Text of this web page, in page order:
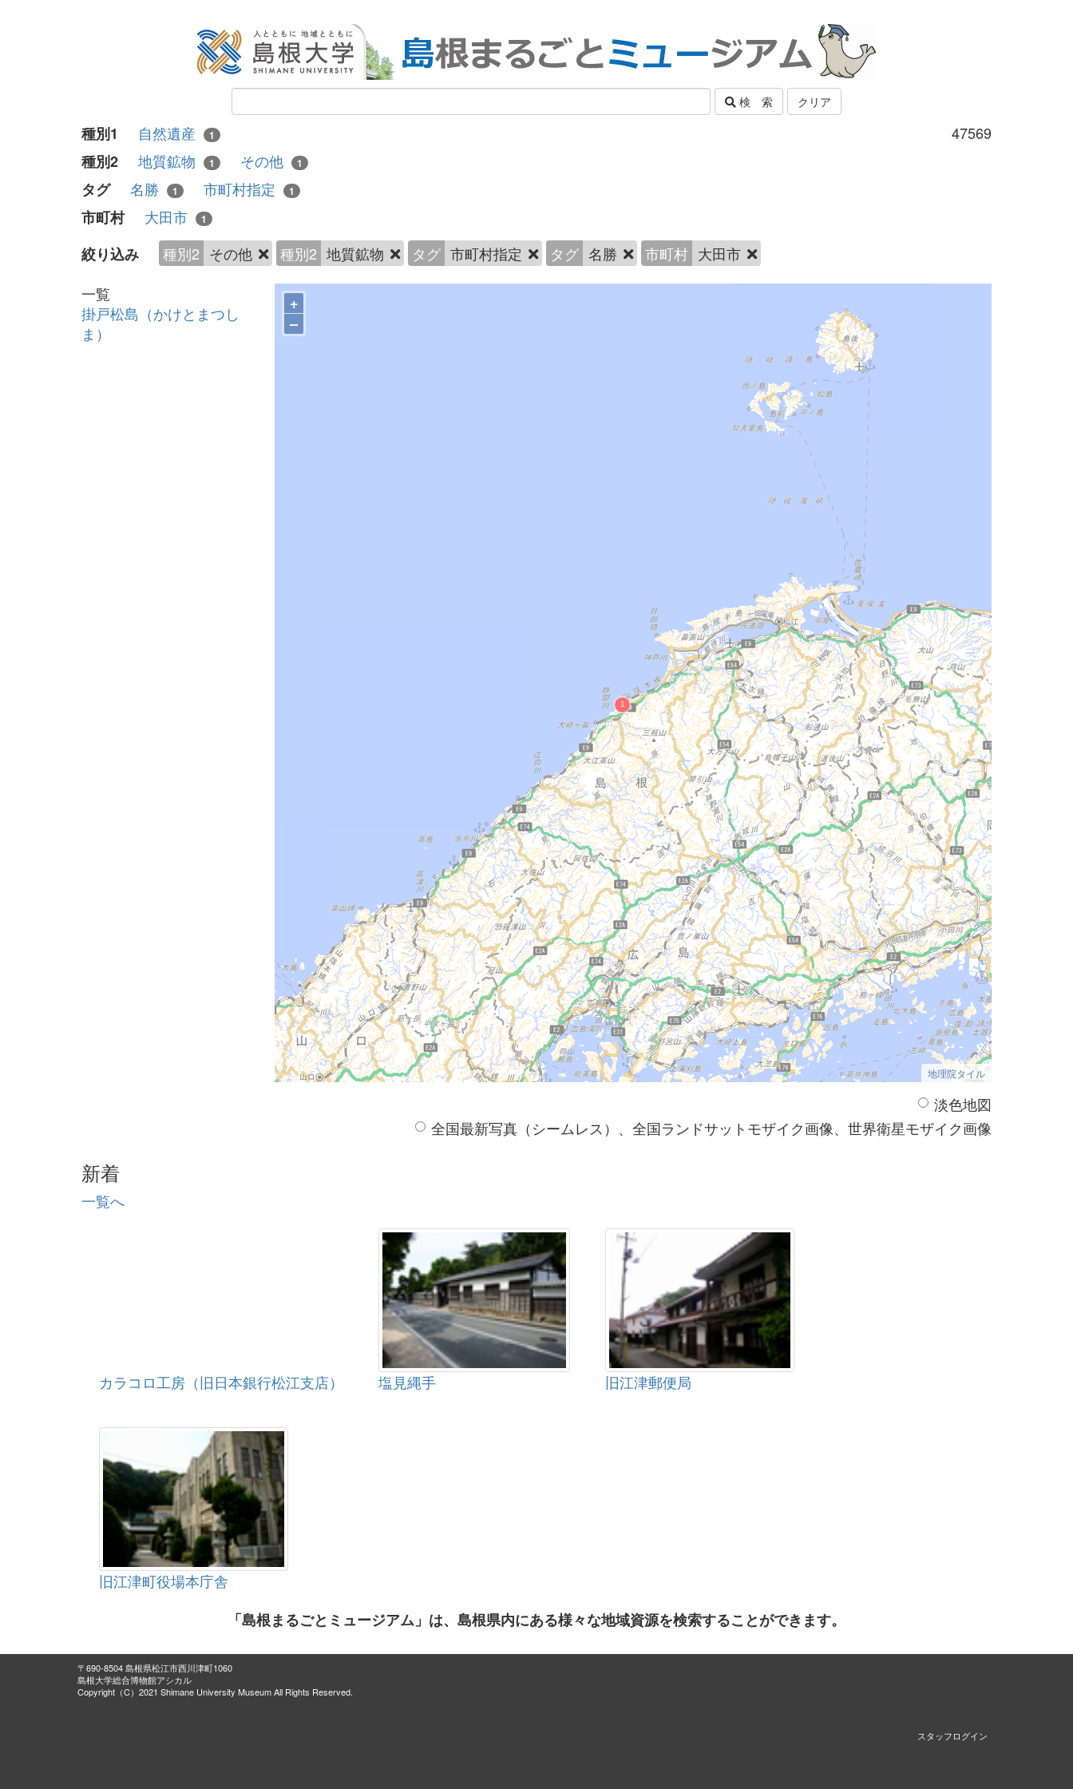
検 索 クリア
47569
種別1 自然遺産 1
種別2 地質鉱物 1 その他 1
タグ 名勝 1 市町村指定 1
市町村 大田市 1
絞り込み 種別2 その他 種別2 地質鉱物 タグ 市町村指定 タグ 名勝 市町村 大田市
一覧
掛戸松島（かけとまつし
ま）
+
–
地理院タイル
淡色地図
全国最新写真（シームレス）、全国ランドサットモザイク画像、世界衛星モザイク画像
新着
一覧へ
カラコロ工房（旧日本銀行松江支店） 塩見縄手 旧江津郵便局
旧江津町役場本庁舎
「島根まるごとミュージアム」は、島根県内にある様々な地域資源を検索することができます。
〒690-8504 島根県松江市西川津町1060
島根大学総合博物館アシカル
Copyright（C）2021 Shimane University Museum All Rights Reserved.
スタッフログイン